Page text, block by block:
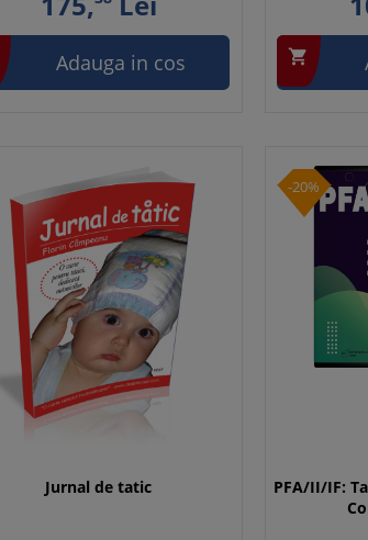
Adauga in cos 
Jurnal de tatic
-20%
PFA/II/IF: